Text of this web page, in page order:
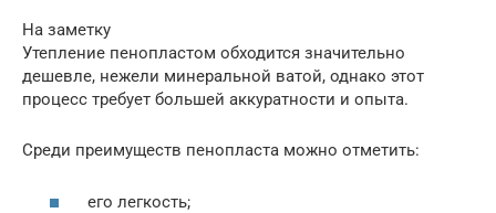
На заметку
Утепление пенопластом обходится значительно
дешевле, нежели минеральной ватой, однако этот
процесс требует большей аккуратности и опыта.
Среди преимуществ пенопласта можно отметить:
его легкость;